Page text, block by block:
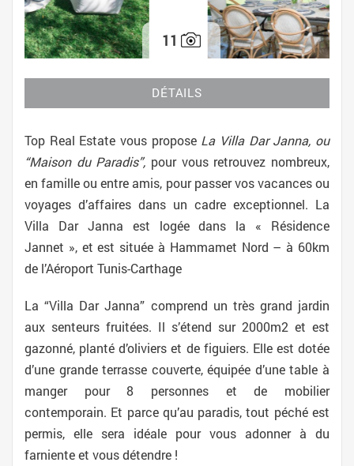
11
DÉTAILS
Top Real Estate vous propose La Villa Dar Janna, ou
“Maison du Paradis”, pour vous retrouvez nombreux,
en famille ou entre amis, pour passer vos vacances ou
voyages d’affaires dans un cadre exceptionnel. La
Villa Dar Janna est logée dans la « Résidence
Jannet », et est située à Hammamet Nord – à 60km
de l’Aéroport Tunis-Carthage
La “Villa Dar Janna” comprend un très grand jardin
aux senteurs fruitées. Il s’étend sur 2000m2 et est
gazonné, planté d’oliviers et de figuiers. Elle est dotée
d’une grande terrasse couverte, équipée d’une table à
manger pour 8 personnes et de mobilier
contemporain. Et parce qu’au paradis, tout péché est
permis, elle sera idéale pour vous adonner à du
farniente et vous détendre !